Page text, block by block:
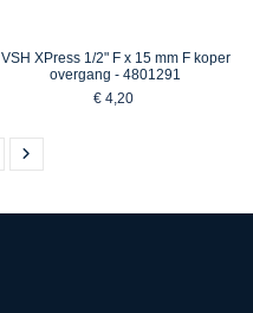
VSH XPress 1/2" F x 15 mm F koper
overgang - 4801291
€ 4,20